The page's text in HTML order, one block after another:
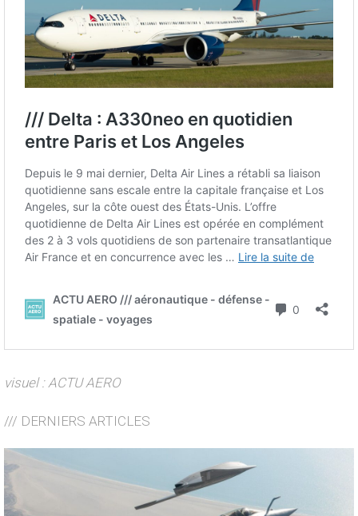
visuel : ACTU AERO
/// DERNIERS ARTICLES